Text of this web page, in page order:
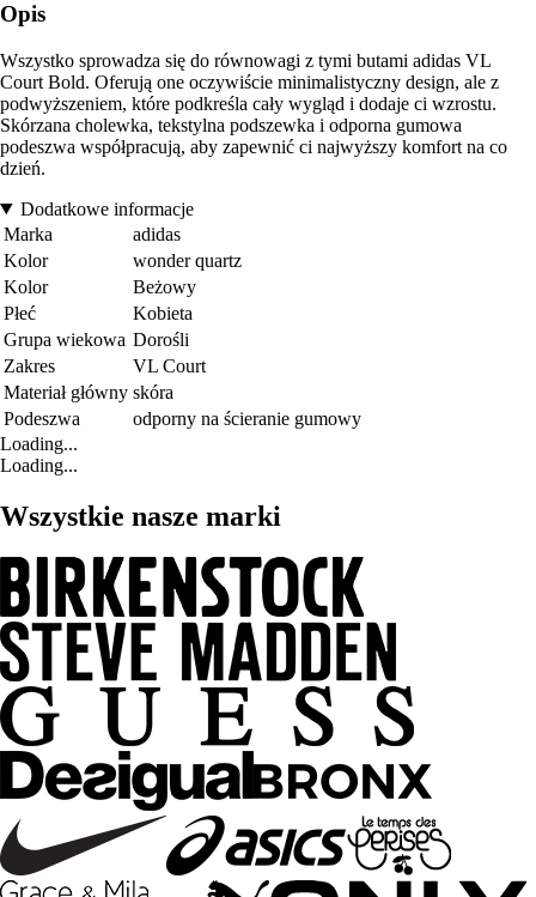
Opis
Wszystko sprowadza się do równowagi z tymi butami adidas VL
Court Bold. Oferują one oczywiście minimalistyczny design, ale z
podwyższeniem, które podkreśla cały wygląd i dodaje ci wzrostu.
Skórzana cholewka, tekstylna podszewka i odporna gumowa
podeszwa współpracują, aby zapewnić ci najwyższy komfort na co
dzień.
Dodatkowe informacje
Marka
adidas
Kolor
wonder quartz
Kolor
Beżowy
Płeć
Kobieta
Grupa wiekowa Dorośli
Zakres
VL Court
Materiał główny skóra
Podeszwa
odporny na ścieranie gumowy
Loading...
Loading...
Wszystkie nasze marki